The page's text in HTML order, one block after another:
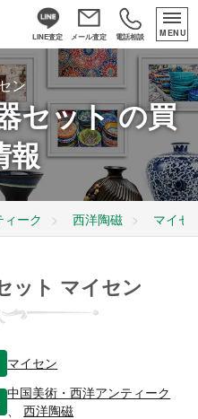
LINE査定 メール査定 電話相談 MENU
ン
セット の買
報
ーク 西洋陶磁 マイセ
ット マイセン
マイセン
中国美術・西洋アンティーク
、西洋陶磁